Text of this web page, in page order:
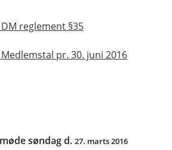
reglement §35
pr. 30. juni 2016
søndag d.27. marts 2016